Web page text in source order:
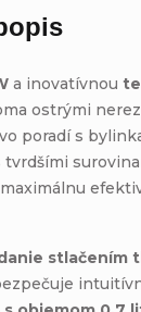
a inovatívnou
ostrými
poradí s
tvrdšími
stlačením